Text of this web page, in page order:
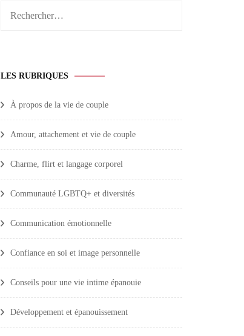
Rechercher :
LES RUBRIQUES
À propos de la vie de couple
Amour, attachement et vie de couple
Charme, flirt et langage corporel
Communauté LGBTQ+ et diversités
Communication émotionnelle
Confiance en soi et image personnelle
Conseils pour une vie intime épanouie
Développement et épanouissement